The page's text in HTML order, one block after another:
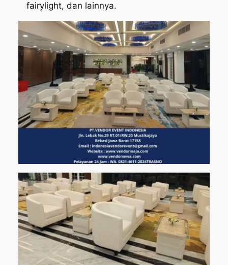
fairylight, dan lainnya.